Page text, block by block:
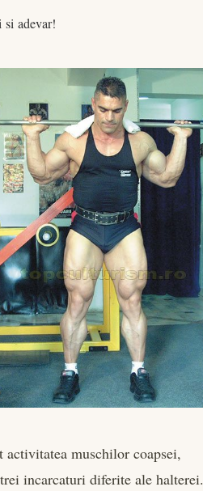
adevar!
activitatea muschilor coapsei,
incarcaturi diferite ale halterei.